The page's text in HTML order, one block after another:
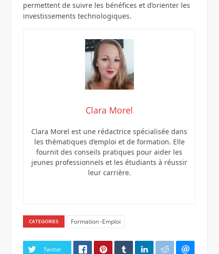
permettent de suivre les bénéfices et d’orienter les
investissements technologiques.
Clara Morel
Clara Morel est une rédactrice spécialisée dans
les thématiques d’emploi et de formation. Elle
fournit des conseils pratiques pour aider les
jeunes professionnels et les étudiants à réussir
leur carrière.
CATEGORIES Formation -Emploi
Twitter